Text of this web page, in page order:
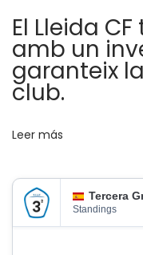
o
r
t
s
r
m
r
El Lleida
amb un
garanteix
club.
Leer más
Tercera
Standings